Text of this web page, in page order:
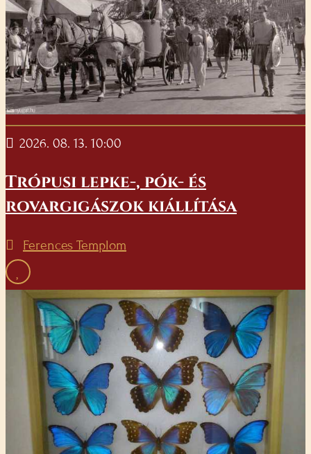
2026. 08. 13. 10:00
Trópusi lepke-, pók- és
rovargigászok kiállítása
Ferences Templom